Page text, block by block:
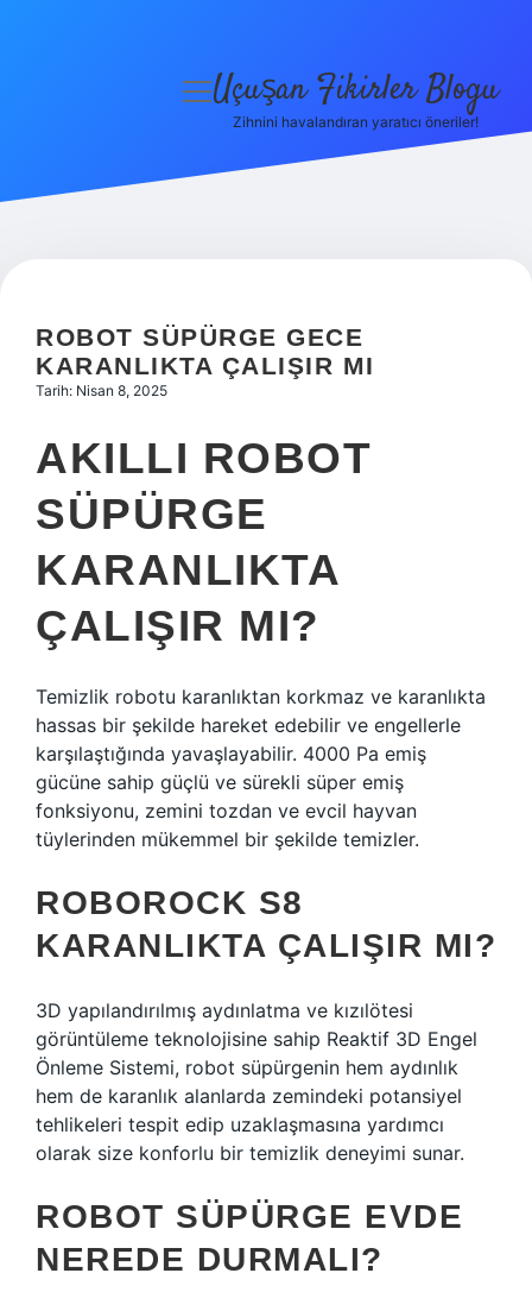
Hakkımızda
menüyü
Uçuşan Fikirler Blogu
Zihnini havalandıran yaratıcı öneriler!
ROBOT SÜPÜRGE GECE
KARANLIKTA ÇALIŞIR MI
Tarih: Nisan 8, 2025
AKILLI ROBOT
SÜPÜRGE
KARANLIKTA
ÇALIŞIR MI?
Temizlik robotu karanlıktan korkmaz ve karanlıkta
hassas bir şekilde hareket edebilir ve engellerle
karşılaştığında yavaşlayabilir. 4000 Pa emiş
gücüne sahip güçlü ve sürekli süper emiş
fonksiyonu, zemini tozdan ve evcil hayvan
tüylerinden mükemmel bir şekilde temizler.
ROBOROCK S8
KARANLIKTA ÇALIŞIR MI?
3D yapılandırılmış aydınlatma ve kızılötesi
görüntüleme teknolojisine sahip Reaktif 3D Engel
Önleme Sistemi, robot süpürgenin hem aydınlık
hem de karanlık alanlarda zemindeki potansiyel
tehlikeleri tespit edip uzaklaşmasına yardımcı
olarak size konforlu bir temizlik deneyimi sunar.
ROBOT SÜPÜRGE EVDE
NEREDE DURMALI?